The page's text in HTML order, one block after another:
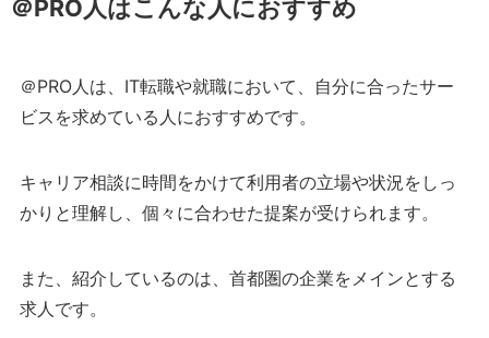
＠PRO人はこんな人におすすめ
＠PRO人は、IT転職や就職において、自分に合ったサー
ビスを求めている人におすすめです。
キャリア相談に時間をかけて利用者の立場や状況をしっ
かりと理解し、個々に合わせた提案が受けられます。
また、紹介しているのは、首都圏の企業をメインとする
求人です。